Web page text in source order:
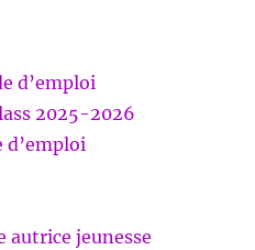
d’emploi
2025-2026
d’emploi
autrice jeunesse